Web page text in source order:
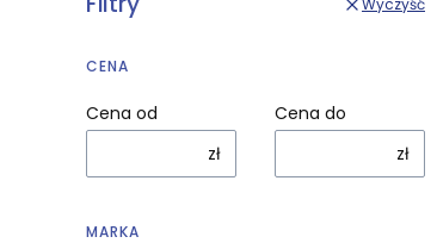
CENA
Cena od
zł
Cena do
zł
MARKA